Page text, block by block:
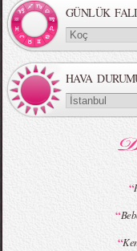
MBFWI - Gülçin Çengel
MBFWI - Giray Sepin 2015 Yaz
GÜNLÜK
HAVA
“
“
“